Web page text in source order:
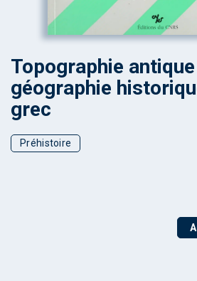
Topographie
géographie
grec
Préhistoire